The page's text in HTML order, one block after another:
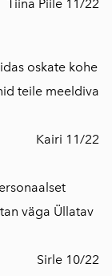
Tiina Piile 11/22
oskate kohe
teile meeldiva
Kairi 11/22
väga Üllatav
Sirle 10/22